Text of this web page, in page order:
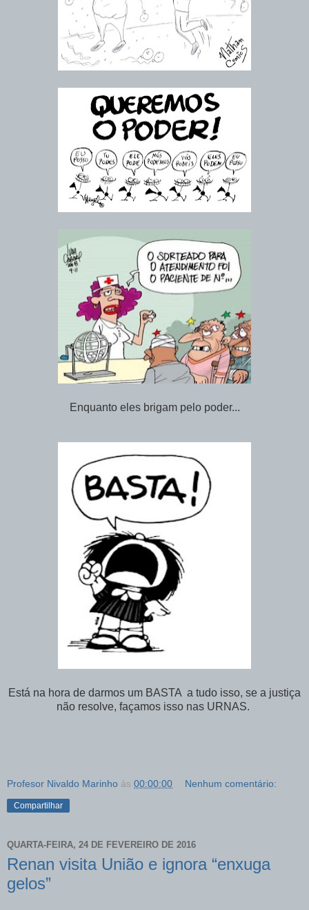
Enquanto eles brigam pelo poder...
Está na hora de darmos um BASTA a tudo isso, se a justiça
não resolve, façamos isso nas URNAS.
Profesor Nivaldo Marinho às 00:00:00 Nenhum comentário:
Compartilhar
QUARTA-FEIRA, 24 DE FEVEREIRO DE 2016
Renan visita União e ignora “enxuga
gelos”